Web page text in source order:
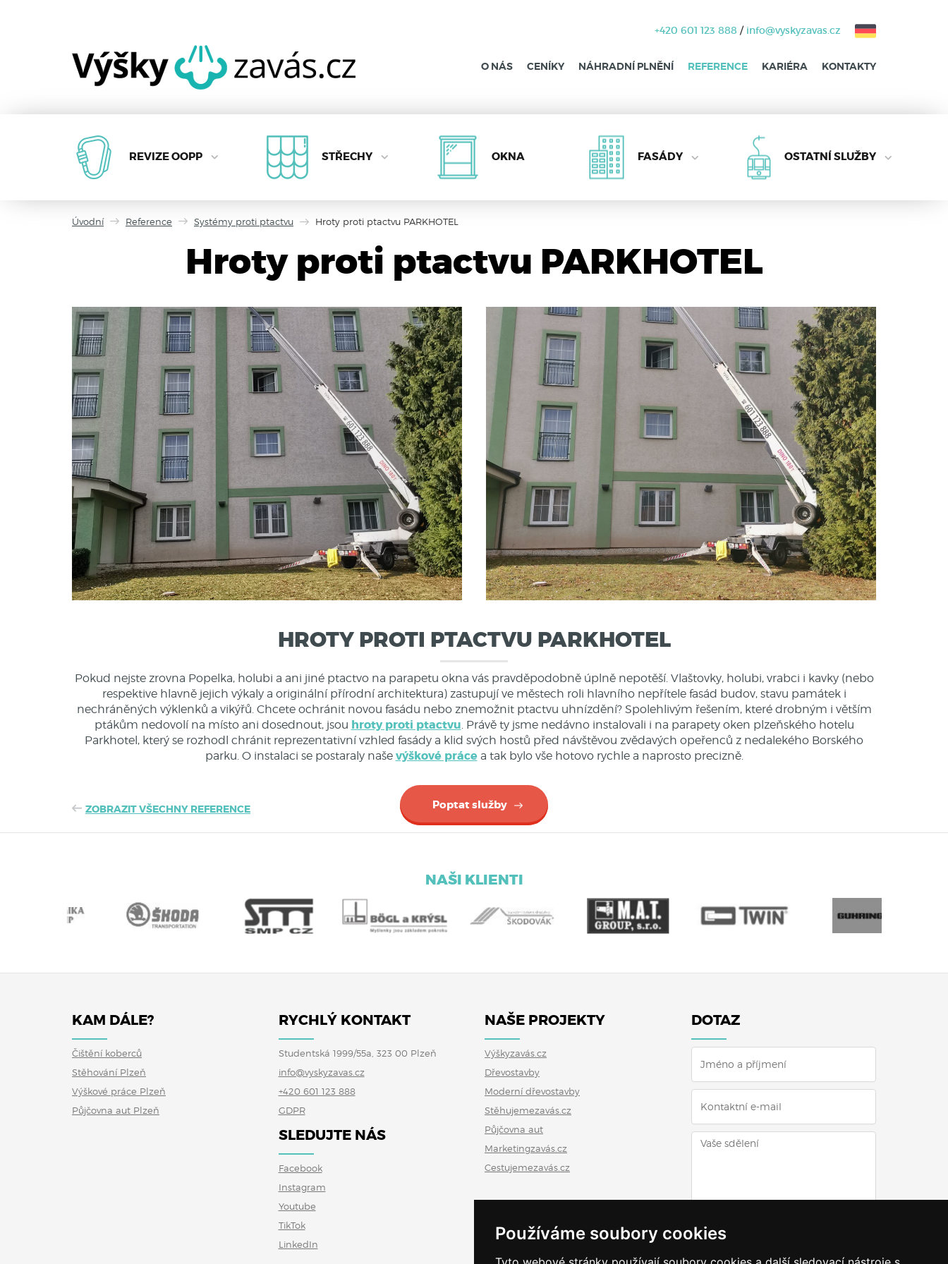
Používáme soubory cookies
+420 601 123 888 / info@vyskyzavas.cz
O NÁS CENÍKY NÁHRADNÍ PLNĚNÍ REFERENCE KARIÉRA KONTAKTY
REVIZE OOPP STŘECHY OKNA FASÁDY OSTATNÍ SLUŽBY
Úvodní Reference Systémy proti ptactvu Hroty proti ptactvu PARKHOTEL
Hroty proti ptactvu PARKHOTEL
HROTY PROTI PTACTVU PARKHOTEL
Pokud nejste zrovna Popelka, holubi a ani jiné ptactvo na parapetu okna vás pravděpodobně úplně nepotěší. Vlaštovky, holubi, vrabci i kavky (nebo
respektive hlavně jejich výkaly a originální přírodní architektura) zastupují ve městech roli hlavního nepřítele fasád budov, stavu památek i
nechráněných výklenků a vikýřů. Chcete ochránit novou fasádu nebo znemožnit ptactvu uhnízdění? Spolehlivým řešením, které drobným i větším
ptákům nedovolí na místo ani dosednout, jsou hroty proti ptactvu . Právě ty jsme nedávno instalovali i na parapety oken plzeňského hotelu
Parkhotel, který se rozhodl chránit reprezentativní vzhled fasády a klid svých hostů před návštěvou zvědavých opeřenců z nedalekého Borského
parku. O instalaci se postaraly naše výškové prácea tak bylo vše hotovo rychle a naprosto precizně.
Poptat služby
ZOBRAZIT VŠECHNY REFERENCE
NAŠI KLIENTI
KAM DÁLE?
Čištění koberců
Stěhování Plzeň
Výškové práce Plzeň
Půjčovna aut Plzeň
RYCHLÝ KONTAKT
Studentská 1999/55a, 323 00 Plzeň
info@vyskyzavas.cz
+420 601 123 888
GDPR
SLEDUJTE NÁS
Facebook
Instagram
Youtube
TikTok
LinkedIn
NAŠE PROJEKTY
Výškyzavás.cz
Dřevostavby
Moderní dřevostavby
Stěhujemezavás.cz
Půjčovna aut
Marketingzavás.cz
Cestujemezavás.cz
DOTAZ